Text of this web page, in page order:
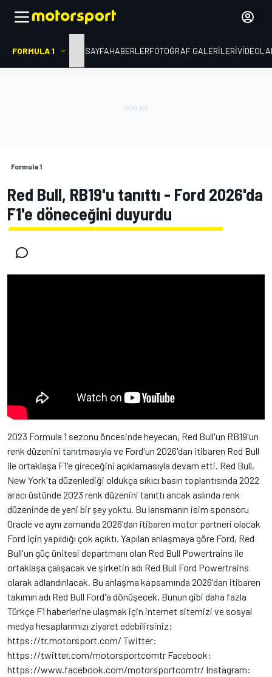
FORMULA 1 ANA SAYFAHABERLERFOTOĞRAF GALERILERI
Formula 1
Red Bull, RB19'u tanıttı - Ford 2026'da
F1'e döneceğini duyurdu
2023 Formula 1 sezonu öncesinde heyecan, Red Bull'un RB19'un
renk düzenini tanıtmasıyla ve Ford'un 2026'dan itibaren Red Bull
ile ortaklaşa F1'e gireceğini açıklamasıyla devam etti. Red Bull,
New York'ta düzenlediği oldukça sıkıcı basın toplantısında 2022
aracı üstünde 2023 renk düzenini tanıttı ancak aslında renk
düzeninde de yeni bir şey yoktu. Bu lansmanın isim sponsoru
Oracle ve aynı zamanda 2026'dan itibaren motor partneri olacak
Ford için yapıldığı çok açıktı. Yapılan anlaşmaya göre Ford, Red
Bull'un güç ünitesi departmanı olan Red Bull Powertrains ile
ortaklaşa çalışacak ve şirketin adı Red Bull Ford Powertrains
olarak adlandırılacak. Bu anlaşma kapsamında 2026'dan itibaren
takımın adı Red Bull Ford'a dönüşecek. Bunun gibi daha fazla
Türkçe F1 haberlerine ulaşmak için internet sitemizi ve sosyal
medya hesaplarımızı ziyaret edebilirsiniz:
https://tr.motorsport.com/ Twitter:
https://twitter.com/motorsportcomtr Facebook:
https://www.facebook.com/motorsportcomtr/ Instagram: